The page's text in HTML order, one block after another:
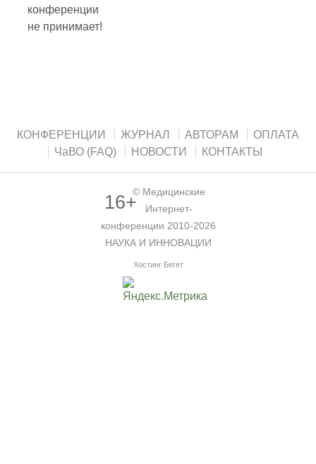
конференции
не принимает!
КОНФЕРЕНЦИИ ЖУРНАЛ АВТОРАМ
ОПЛАТА
ЧаВО (FAQ)
НОВОСТИ КОНТАКТЫ
16+© Медицинские
Интернет-
конференции 2010-2026
НАУКА И ИННОВАЦИИ
Хостинг Бегет